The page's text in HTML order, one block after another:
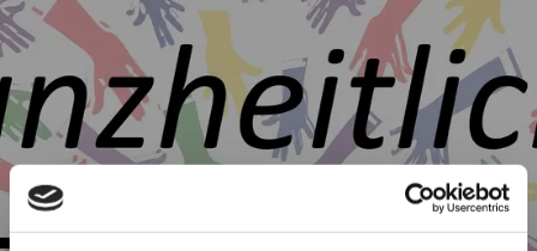
Zum
Inhalt
Zur
Suche
Zum
Footer